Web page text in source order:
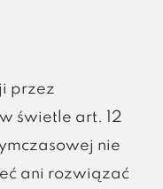
przez
świetle art. 12
nie
ani rozwiązać